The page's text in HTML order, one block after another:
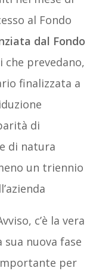
al Fondo
dal Fondo
che prevedano,
finalizzata a
di
di natura
un triennio
c’è la vera
sua nuova fase
per